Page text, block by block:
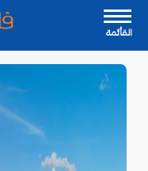
القأئمة